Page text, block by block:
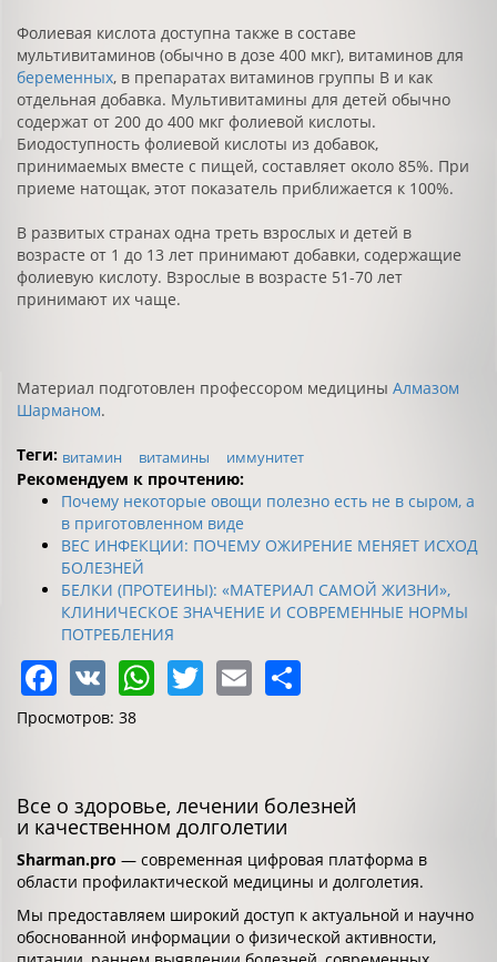
Фолиевая кислота доступна также в составе
мультивитаминов (обычно в дозе 400 мкг), витаминов для
беременных, в препаратах витаминов группы В и как
отдельная добавка. Мультивитамины для детей обычно
содержат от 200 до 400 мкг фолиевой кислоты.
Биодоступность фолиевой кислоты из добавок,
принимаемых вместе с пищей, составляет около 85%. При
приеме натощак, этот показатель приближается к 100%.
В развитых странах одна треть взрослых и детей в
возрасте от 1 до 13 лет принимают добавки, содержащие
фолиевую кислоту. Взрослые в возрасте 51-70 лет
принимают их чаще.
Материал подготовлен профессором медицины Алмазом
Шарманом.
Теги: витамин витамины иммунитет
Рекомендуем к прочтению:
Почему некоторые овощи полезно есть не в сыром, а
в приготовленном виде
ВЕС ИНФЕКЦИИ: ПОЧЕМУ ОЖИРЕНИЕ МЕНЯЕТ ИСХОД
БОЛЕЗНЕЙ
БЕЛКИ (ПРОТЕИНЫ): «МАТЕРИАЛ САМОЙ ЖИЗНИ»,
КЛИНИЧЕСКОЕ ЗНАЧЕНИЕ И СОВРЕМЕННЫЕ НОРМЫ
ПОТРЕБЛЕНИЯ
Facebook
VK WhatsApp
Twitter
Email
Просмотров: 38
Все о здоровье, лечении болезней
и качественном долголетии
Sharman.pro — современная цифровая платформа в
области профилактической медицины и долголетия.
Мы предоставляем широкий доступ к актуальной и научно
обоснованной информации о физической активности,